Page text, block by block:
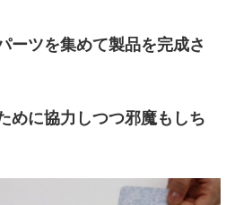
ーツを集めて製品を完成さ
めに協力しつつ邪魔もしち